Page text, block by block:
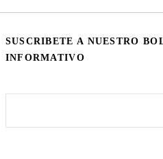
SUSCRIBETE A NUESTRO
INFORMATIVO